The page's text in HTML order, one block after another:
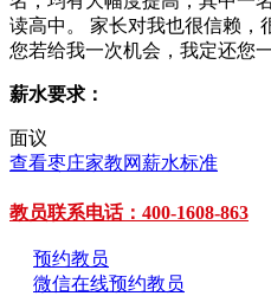
读高中。 家长对我也很信赖，
您若给我一次机会，我定还您
薪水要求：
面议
查看枣庄家教网薪水标准
教员联系电话：400-1608-863
预约教员
微信在线预约教员